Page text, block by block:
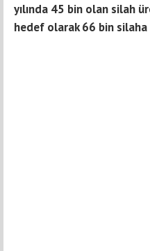
yılında 45 bin olan silah
hedef olarak 66 bin silaha